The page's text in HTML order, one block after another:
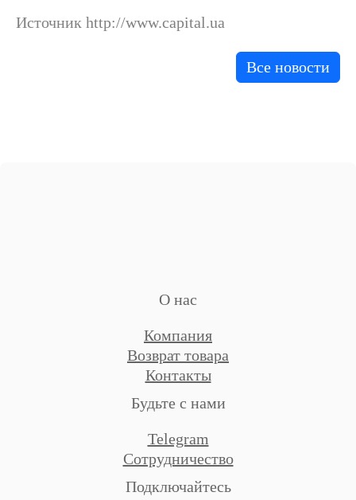
Источник http://www.capital.ua
Все новости
О нас
Компания
Возврат товара
Контакты
Будьте с нами
Telegram
Сотрудничество
Подключайтесь